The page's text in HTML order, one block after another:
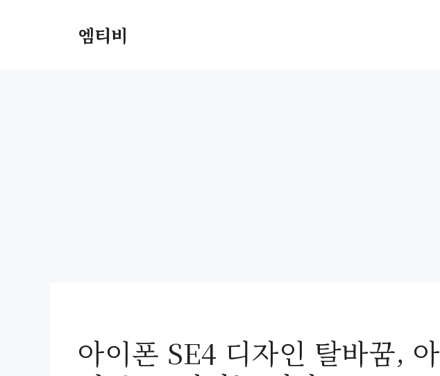
엠티비
아이폰 SE4 디자인 탈바꿈, 아